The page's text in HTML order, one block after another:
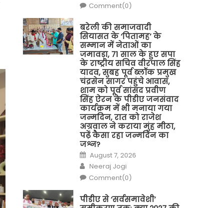
Comment(0)
बरेली की समाजवादी
सियासत के ‘पितामह’ के
सम्मान में नेताओं का
जमावड़ा, 71 साल के हुए सपा
के राष्ट्रीय सचिव वीरपाल सिंह
यादव, सुबह पूर्व ब्लॉक प्रमुख
चंद्रसेन सागर पहुंचे आवास,
शाम को पूर्व सांसद प्रवीण
सिंह ऐरन के पीडीए जनसंवाद
कार्यक्रम में भी मनाया गया
जन्मदिन, रात को राजेश
अग्रवाल ने कराया मुंह मीठा,
पढ़ें कैसा रहा जन्मदिन का
जश्न?
Posted
on
August 7, 2026
Author
Neeraj Jogi
Comment(0)
पीडीए से ‘सर्वसमावेशी’